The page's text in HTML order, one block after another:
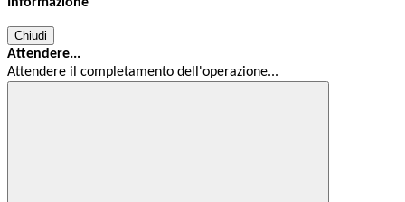
Informazione
Chiudi
Attendere...
Attendere il completamento dell'operazione...